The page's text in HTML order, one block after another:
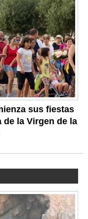
sus fiestas
de la Virgen de la